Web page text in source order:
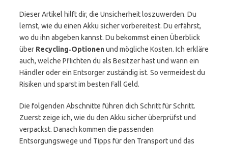
Dieser Artikel hilft dir, die Unsicherheit loszuwerden. Du
lernst, wie du einen Akku sicher vorbereitest. Du erfährst,
wo du ihn abgeben kannst. Du bekommst einen Überblick
über Recycling‑Optionenund mögliche Kosten. Ich erkläre
auch, welche Pflichten du als Besitzer hast und wann ein
Händler oder ein Entsorger zuständig ist. So vermeidest du
Risiken und sparst im besten Fall Geld.
Die folgenden Abschnitte führen dich Schritt für Schritt.
Zuerst zeige ich, wie du den Akku sicher überprüfst und
verpackst. Danach kommen die passenden
Entsorgungswege und Tipps für den Transport und das